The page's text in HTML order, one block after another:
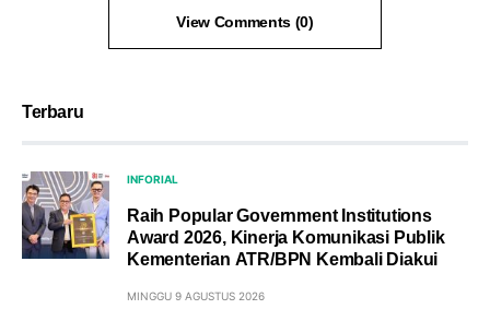
View Comments (0)
Terbaru
INFORIAL
Raih Popular Government Institutions
Award 2026, Kinerja Komunikasi Publik
Kementerian ATR/BPN Kembali Diakui
MINGGU 9 AGUSTUS 2026